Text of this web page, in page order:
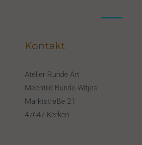
Kontakt
Atelier Runde Art
Mechtild Runde-Witjes
Marktstraße 21
47647 Kerken